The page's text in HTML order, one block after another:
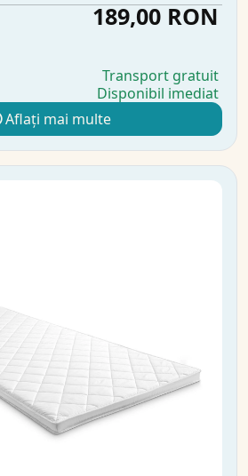
189,00 RON
Transport gratuit
Disponibil imediat
Aflați mai multe